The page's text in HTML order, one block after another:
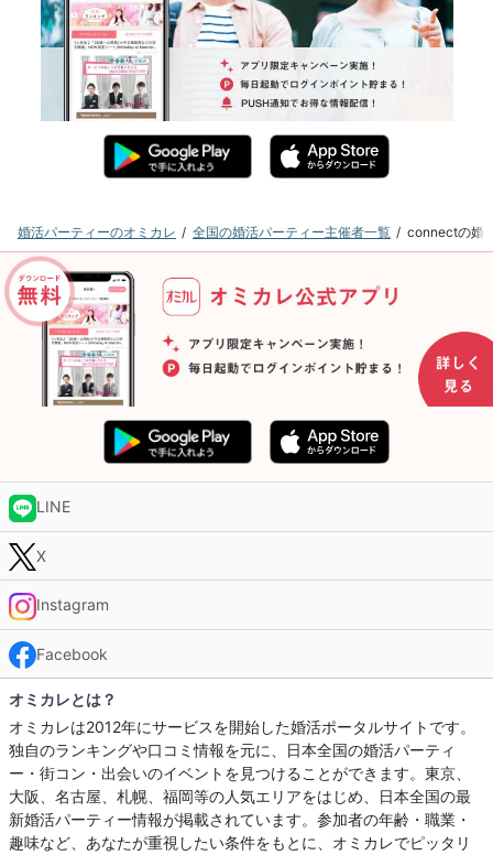
婚活パーティーのオミカレ 全国の婚活パーティー主催者一覧 connectの婚
LINE
X
Instagram
Facebook
オミカレとは？
オミカレは2012年にサービスを開始した婚活ポータルサイトです。
独自のランキングや口コミ情報を元に、日本全国の婚活パーティ
ー・街コン・出会いのイベントを見つけることができます。東京、
大阪、名古屋、札幌、福岡等の人気エリアをはじめ、日本全国の最
新婚活パーティー情報が掲載されています。参加者の年齢・職業・
趣味など、あなたが重視したい条件をもとに、オミカレでピッタリ